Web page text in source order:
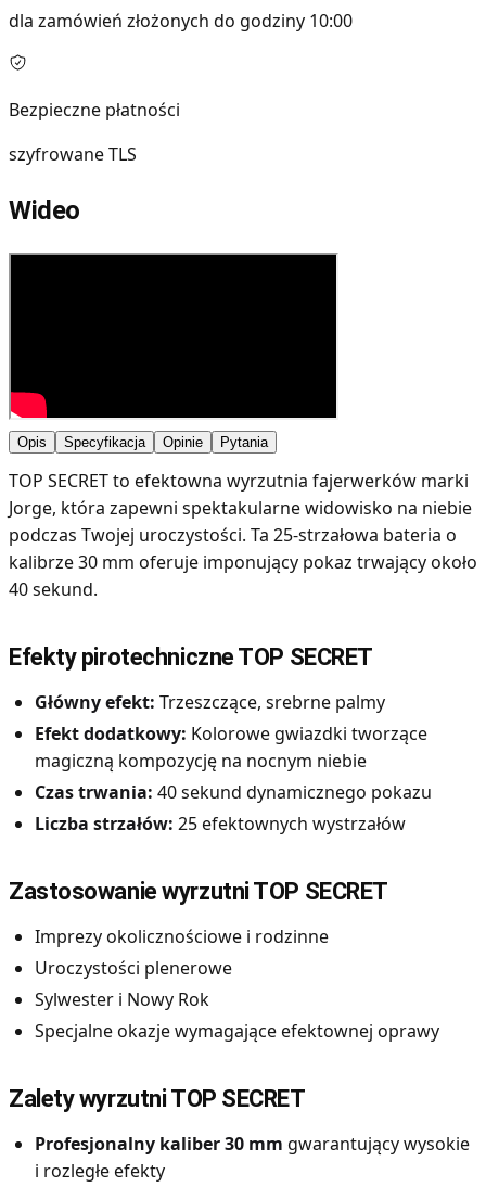
dla zamówień złożonych do godziny 10:00
Bezpieczne płatności
szyfrowane TLS
Wideo
Opis Specyfikacja Opinie Pytania
TOP SECRET to efektowna wyrzutnia fajerwerków marki
Jorge, która zapewni spektakularne widowisko na niebie
podczas Twojej uroczystości. Ta 25-strzałowa bateria o
kalibrze 30 mm oferuje imponujący pokaz trwający około
40 sekund.
Efekty pirotechniczne TOP SECRET
Główny efekt: Trzeszczące, srebrne palmy
Efekt dodatkowy: Kolorowe gwiazdki tworzące
magiczną kompozycję na nocnym niebie
Czas trwania: 40 sekund dynamicznego pokazu
Liczba strzałów: 25 efektownych wystrzałów
Zastosowanie wyrzutni TOP SECRET
Imprezy okolicznościowe i rodzinne
Uroczystości plenerowe
Sylwester i Nowy Rok
Specjalne okazje wymagające efektownej oprawy
Zalety wyrzutni TOP SECRET
Profesjonalny kaliber 30 mm gwarantujący wysokie
i rozległe efekty